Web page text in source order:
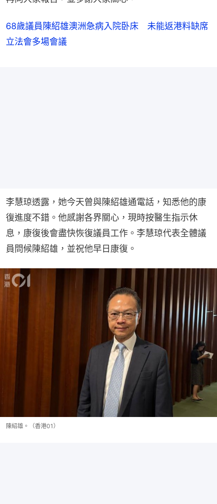
68歲議員陳紹雄澳洲急病入院卧床 未能返港料缺席
立法會多場會議
李慧琼透露，她今天曾與陳紹雄通電話，知悉他的康
復進度不錯。他感謝各界關心，現時按醫生指示休
息，康復後會盡快恢復議員工作。李慧琼代表全體議
員問候陳紹雄，並祝他早日康復。
陳紹雄。（香港01）